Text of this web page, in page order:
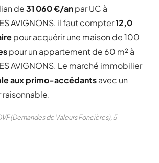
de31 060 €/anpar UC à
AVIGNONS, il faut compter12,0
pour acquérir une maison de 100
pour un appartement de 60 m² à
AVIGNONS. Le marché immobilier
aux primo-accédantsavec un
(Demandes de Valeurs Foncières), 5